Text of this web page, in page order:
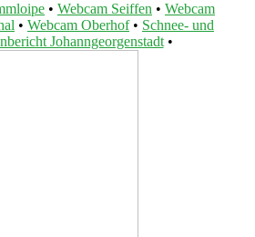
• Webcam Seiffen • Webcam
• Webcam Oberhof• Schnee- und
Johanngeorgenstadt•